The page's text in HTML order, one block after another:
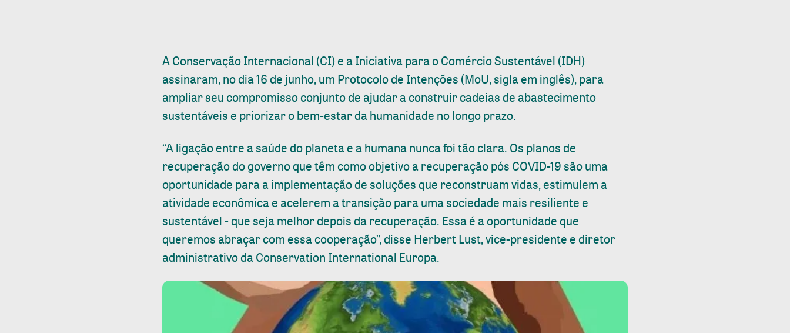
A Conservação Internacional (CI) e a Iniciativa para o Comércio Sustentável (IDH)
assinaram, no dia 16 de junho, um Protocolo de Intenções (MoU, sigla em inglês), para
ampliar seu compromisso conjunto de ajudar a construir cadeias de abastecimento
sustentáveis e priorizar o bem-estar da humanidade no longo prazo.
“A ligação entre a saúde do planeta e a humana nunca foi tão clara. Os planos de
recuperação do governo que têm como objetivo a recuperação pós COVID-19 são uma
oportunidade para a implementação de soluções que reconstruam vidas, estimulem a
atividade econômica e acelerem a transição para uma sociedade mais resiliente e
sustentável - que seja melhor depois da recuperação. Essa é a oportunidade que
queremos abraçar com essa cooperação”, disse Herbert Lust, vice-presidente e diretor
administrativo da Conservation International Europa.